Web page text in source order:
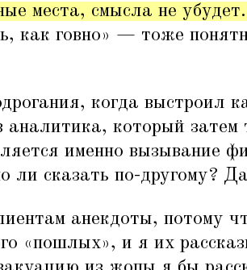
места, смысла не убудет.
как говно» — тоже
когда выстроил
аналитика, который затем
именно вызывание
сказать по-другому?
анекдоты, потому
«пошлых», и я их